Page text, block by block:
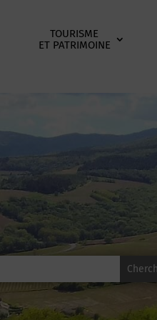
TOURISME
ET PATRIMOINE